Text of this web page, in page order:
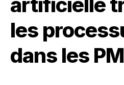
les
dans les